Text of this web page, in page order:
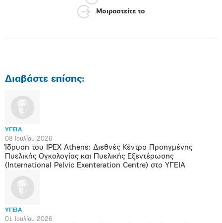
Μοιραστείτε το
Διαβάστε επίσης:
ΥΓΕΙΑ
08 Ιουλίου 2026
Ίδρυση του IPEX Athens: Διεθνές Κέντρο Προηγμένης
Πυελικής Ογκολογίας και Πυελικής Εξεντέρωσης
(International Pelvic Exenteration Centre) στο ΥΓΕΙΑ
ΥΓΕΙΑ
01 Ιουλίου 2026